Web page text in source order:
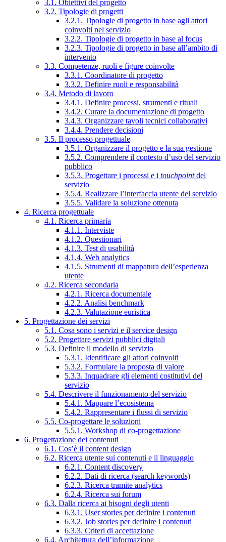
3.1. Obiettivi del progetto
3.2. Tipologie di progetti
3.2.1. Tipologie di progetto in base agli attori
coinvolti nel servizio
3.2.2. Tipologie di progetto in base al focus
3.2.3. Tipologie di progetto in base all’ambito di
intervento
3.3. Competenze, ruoli e figure coinvolte
3.3.1. Coordinatore di progetto
3.3.2. Definire ruoli e responsabilità
3.4. Metodo di lavoro
3.4.1. Definire processi, strumenti e rituali
3.4.2. Curare la documentazione di progetto
3.4.3. Organizzare tavoli tecnici collaborativi
3.4.4. Prendere decisioni
3.5. Il processo progettuale
3.5.1. Organizzare il progetto e la sua gestione
3.5.2. Comprendere il contesto d’uso del servizio
pubblico
3.5.3. Progettare i processi e i touchpointdel
servizio
3.5.4. Realizzare l’interfaccia utente del servizio
3.5.5. Validare la soluzione ottenuta
4. Ricerca progettuale
4.1. Ricerca primaria
4.1.1. Interviste
4.1.2. Questionari
4.1.3. Test di usabilità
4.1.4. Web analytics
4.1.5. Strumenti di mappatura dell’esperienza
utente
4.2. Ricerca secondaria
4.2.1. Ricerca documentale
4.2.2. Analisi benchmark
4.2.3. Valutazione euristica
5. Progettazione dei servizi
5.1. Cosa sono i servizi e il service design
5.2. Progettare servizi pubblici digitali
5.3. Definire il modello di servizio
5.3.1. Identificare gli attori coinvolti
5.3.2. Formulare la proposta di valore
5.3.3. Inquadrare gli elementi costitutivi del
servizio
5.4. Descrivere il funzionamento del servizio
5.4.1. Mappare l’ecosistema
5.4.2. Rappresentare i flussi di servizio
5.5. Co-progettare le soluzioni
5.5.1. Workshop di co-progettazione
6. Progettazione dei contenuti
6.1. Cos’è il content design
6.2. Ricerca utente sui contenuti e il linguaggio
6.2.1. Content discovery
6.2.2. Dati di ricerca (search keywords)
6.2.3. Ricerca tramite analytics
6.2.4. Ricerca sui forum
6.3. Dalla ricerca ai bisogni degli utenti
6.3.1. User stories per definire i contenuti
6.3.2. Job stories per definire i contenuti
6.3.3. Criteri di accettazione
6.4. Architettura dell’informazione